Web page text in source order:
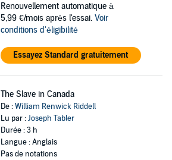
Renouvellement automatique à
5,99 €/mois après l'essai. Voir
conditions d'éligibilité
Essayez Standard gratuitement
The Slave in Canada
De :William Renwick Riddell
Lu par :Joseph Tabler
Durée : 3 h
Langue : Anglais
Pas de notations